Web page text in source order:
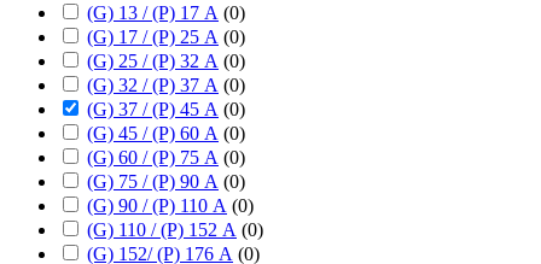
(G) 13 / (P) 17 А (0)
(G) 17 / (P) 25 А (0)
(G) 25 / (P) 32 А (0)
(G) 32 / (P) 37 А (0)
(G) 37 / (P) 45 А (0)
(G) 45 / (P) 60 А (0)
(G) 60 / (P) 75 А (0)
(G) 75 / (P) 90 А (0)
(G) 90 / (P) 110 А (0)
(G) 110 / (P) 152 А (0)
(G) 152/ (P) 176 А (0)